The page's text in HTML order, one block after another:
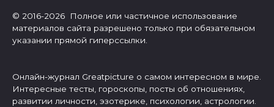
© 2016-2026 Полное или частичное использование
материалов сайта разрешено только при обязательном
указании прямой гиперссылки.
Онлайн-журнал Greatpicture о самом интересном в мире.
Интересные тесты, гороскопы, посты об отношениях,
развитии личности, эзотерике, психологии, астрологии.